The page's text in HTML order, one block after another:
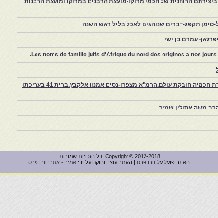
הרוחנית של חכמי מרוקו-מועצת הרבנים במרוקו ומועצת הרבנות
סימן תקפג-דברים שנוהגים לאכל בליל ראש השנה
עמרם בן ישי
Les noms de famille juifs d'Afrique du nord des origines a nos jours
צפרו – קהילה יהודית קטנה במרוקו, ויצירת חכמיה חובקת עולם.הרמ"א מצפרו-נסים אמנון אלקבץ.ברית 41 בעריכתו
משה אסולין שמיר
Copyright © 2012-2018. כל הזכויות שמורות.
האתר פועל על וורדפרס | האתר עוצב והוקם על ידי אמיר - אתרי וורדפרס